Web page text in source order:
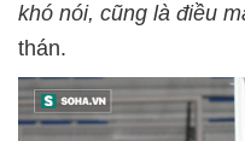
khó nói, cũng là điều
thán.